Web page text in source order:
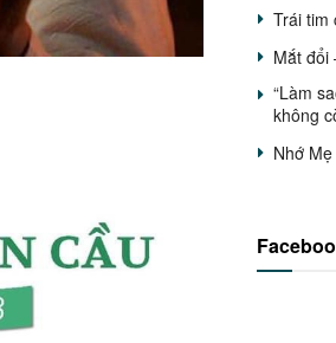
Trái tim
Mắt đổi
“Làm
không
Nhớ Mẹ